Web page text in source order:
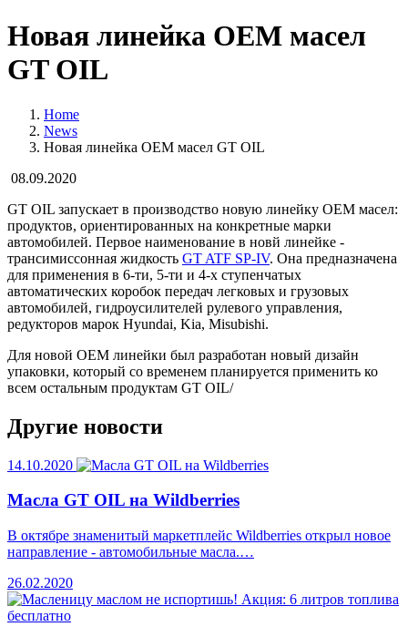
Новая линейка OEM масел
GT OIL
Home
News
Новая линейка OEM масел GT OIL
08.09.2020
GT OIL запускает в производство новую линейку OEM масел:
продуктов, ориентированных на конкретные марки
автомобилей. Первое наименование в новй линейке -
трансимиссонная жидкость GT ATF SP-IV. Она предназначена
для применения в 6-ти, 5-ти и 4-х ступенчатых
автоматических коробок передач легковых и грузовых
автомобилей, гидроусилителей рулевого управления,
редукторов марок Hyundai, Kia, Misubishi.
Для новой OEM линейки был разработан новый дизайн
упаковки, который со временем планируется применить ко
всем остальным продуктам GT OIL/
Другие новости
14.10.2020
Масла GT OIL на Wildberries
В октябре знаменитый маркетплейс Wildberries открыл новое
направление - автомобильные масла.…
26.02.2020